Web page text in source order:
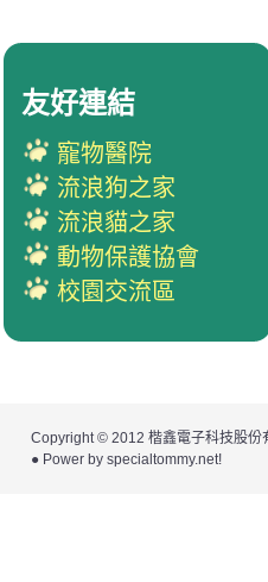
友好連結
寵物醫院
流浪狗之家
流浪貓之家
動物保護協會
校園交流區
Copyright © 2012 楷鑫電子科技股份
● Power by specialtommy.net!